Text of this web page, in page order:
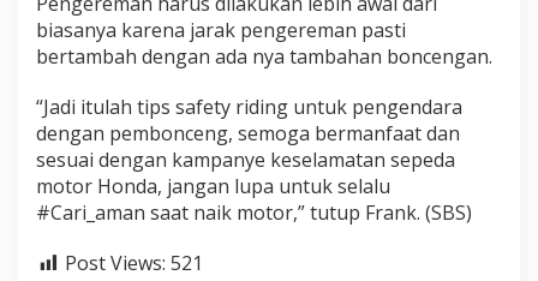
biasanya karena jarak pengereman pasti
bertambah dengan ada nya tambahan boncengan.
“Jadi itulah tips safety riding untuk pengendara
dengan pembonceng, semoga bermanfaat dan
sesuai dengan kampanye keselamatan sepeda
motor Honda, jangan lupa untuk selalu
#Cari_aman saat naik motor,” tutup Frank. (SBS)
Post Views: 521